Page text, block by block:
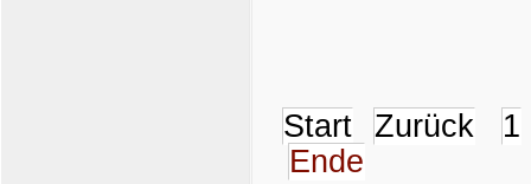
Start Zurück
1
Ende